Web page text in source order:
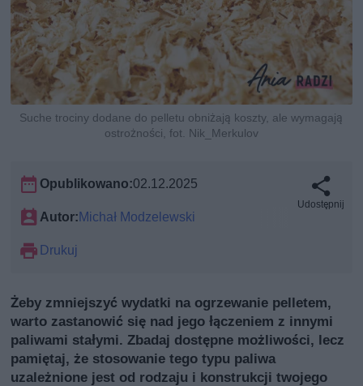
Suche trociny dodane do pelletu obniżają koszty, ale wymagają
ostrożności, fot. Nik_Merkulov
Opublikowano:02.12.2025
Autor:Michał Modzelewski
Drukuj
Udostępnij
Żeby zmniejszyć wydatki na ogrzewanie pelletem,
warto zastanowić się nad jego łączeniem z innymi
paliwami stałymi. Zbadaj dostępne możliwości, lecz
pamiętaj, że stosowanie tego typu paliwa
uzależnione jest od rodzaju i konstrukcji twojego